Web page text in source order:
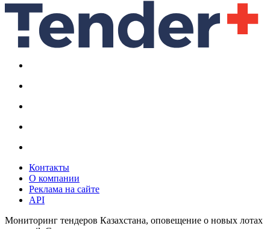
Контакты
О компании
Реклама на сайте
API
Мониторинг тендеров Казахстана, оповещение о новых лотах